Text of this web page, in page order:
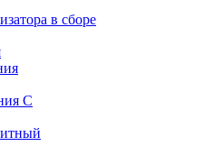
в сборе
С